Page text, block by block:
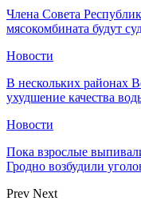
Члена Совета
мясокомбината будут
Новости
В нескольких районах
ухудшение качества
Новости
Пока взрослые
Гродно возбудили
Prev Next